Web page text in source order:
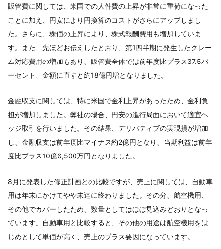
販管費に関しては、米国での人件費の上昇が非常に重荷になった
ことに加え、円安により円換算のコストがさらにアップしまし
た。さらに、株価の上昇により、株式報酬費用も増加していま
す。また、先ほどお伝えしたとおり、第1四半期に発生したクレー
ム対応費用の増加もあり、販管費全体では前年度比プラス37.5パ
ーセント、金額に直すと約18億円増となりました。
金融収支に関しては、特に米国で金利上昇があったため、金利負
担が増加しました。弊社の場合、円安の進行局面において適宜ヘ
ッジ取引を行いました。その結果、デリバティブの実現損が増加
し、金融収支は前年度比マイナス約2億円となり、当期利益は前年
度比プラス10億6,500万円となりました。
8月に発表した修正計画との比較ですが、売上に関しては、自動車
用は年末にかけてやや未達に終わりました。その分、航空機用、
その他でカバーしたため、数量としてはほぼ見込みどおりとなっ
ています。自動車用と比較すると、その他の用途は航空機用をは
じめとして単価が高く、売上のプラス要因になっています。